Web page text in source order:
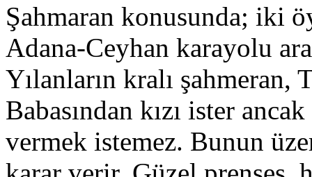
Şahmaran konusunda; iki
Adana-Ceyhan karayolu
Yılanların kralı şahmeran,
Babasından kızı ister ancak
vermek istemez. Bunun